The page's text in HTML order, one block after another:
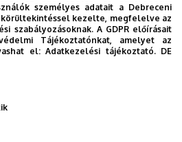
tér 1.
személyes adatait a Debreceni
körültekintéssel kezelte, megfelelve az
szabályozásoknak. A GDPR előírásait
Tájékoztatónkat, amelyet az
el:Adatkezelési tájékoztató. DE